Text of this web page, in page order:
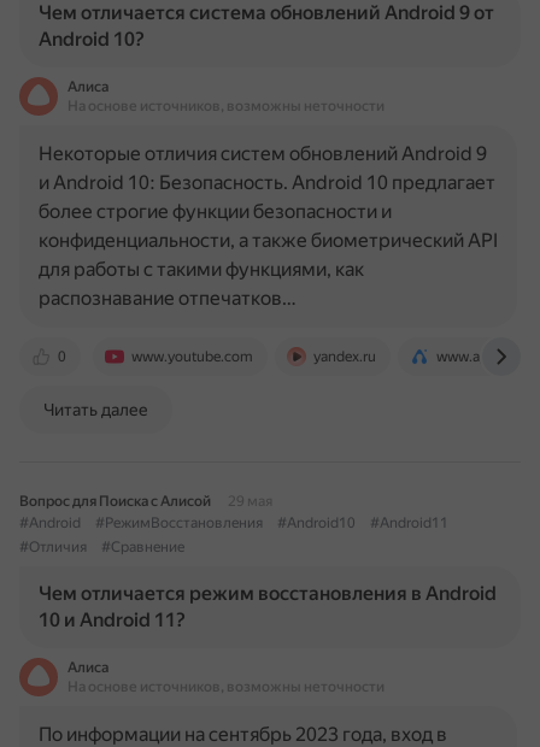
Чем отличается система обновлений Android 9 от
Android 10?
Алиса
На основе источников, возможны неточности
0 www.youtube.com yandex.ru
Некоторые отличия систем обновлений Android 9
и Android 10: Безопасность. Android 10 предлагает
более строгие функции безопасности и
конфиденциальности, а также биометрический API
для работы с такими функциями, как
распознавание отпечатков…
Читать далее
Вопрос для Поиска с Алисой
29 мая
#Android
#РежимВосстановления #Android10
#Android11
#Отличия
#Сравнение
Чем отличается режим восстановления в Android
10 и Android 11?
Алиса
На основе источников, возможны неточности
По информации на сентябрь 2023 года, вход в